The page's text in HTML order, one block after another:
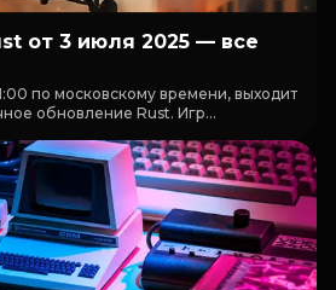
от 3 июля 2025 — все
по московскому времени, выходит
обновление Rust. Игр...